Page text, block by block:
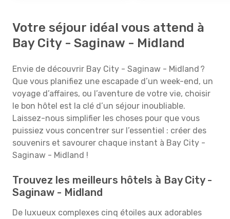
Votre séjour idéal vous attend à
Bay City - Saginaw - Midland
Envie de découvrir Bay City - Saginaw - Midland ?
Que vous planifiez une escapade d’un week-end, un
voyage d’affaires, ou l’aventure de votre vie, choisir
le bon hôtel est la clé d’un séjour inoubliable.
Laissez-nous simplifier les choses pour que vous
puissiez vous concentrer sur l’essentiel : créer des
souvenirs et savourer chaque instant à Bay City -
Saginaw - Midland !
Trouvez les meilleurs hôtels à Bay City -
Saginaw - Midland
De luxueux complexes cinq étoiles aux adorables